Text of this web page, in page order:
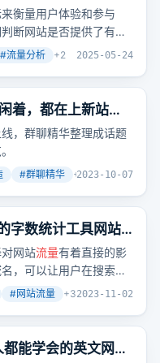
战技巧！
衡量用户体验和参与
断网站是否提供了有价
跳出率、停留时间和用户
可以提高网站内容的可
#流量分析 +2 2025-05-24
着，都在上新站搞
套网站首次亮相
，群聊精华整理成话题
#群聊精华 +2
2023-10-07
字数统计工具网站
键字为域名
网站流量有着直接的影
，可以让用户在搜索时
增加网站的自然搜索 流
#网站流量 +32023-11-02
能学会的英文网站